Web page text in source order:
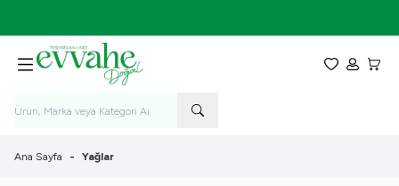
Favorilerim
Hesabım
Ana Sayfa - Yağlar